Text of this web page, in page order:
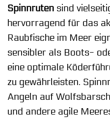
Spinnruten sind
hervorragend für das
Raubfische im Meer
sensibler als Boots-
eine optimale
zu gewährleisten.
Angeln auf
und andere agile